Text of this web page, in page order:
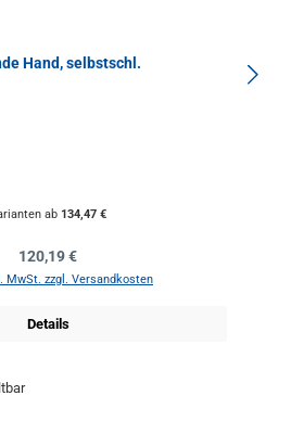
Hand, selbstschl.
ab 134,47 €
Regulärer Preis:
120,19 €
MwSt. zzgl. Versandkosten
Details